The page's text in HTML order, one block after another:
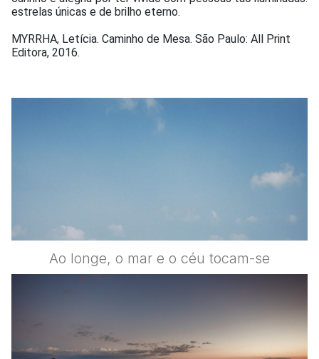
estrelas únicas e de brilho eterno.
MYRRHA, Letícia. Caminho de Mesa. São Paulo: All Print
Editora, 2016.
Ao longe, o mar e o céu tocam-se